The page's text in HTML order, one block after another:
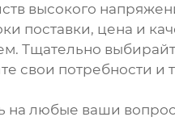
высокого
поставки, цена и
Тщательно
свои потребности и
на любые ваши